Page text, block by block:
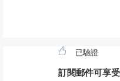
已驗證
訂閱郵件可享